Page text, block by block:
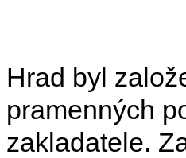
Hrad byl
pramenných
zakladatele.